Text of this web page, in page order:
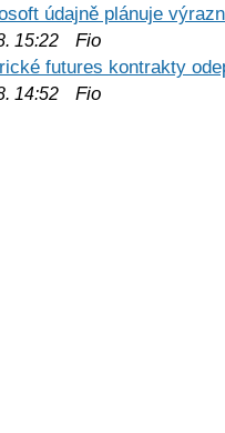
údajně plánuje
15:22 Fio
futures kontrakty
14:52 Fio